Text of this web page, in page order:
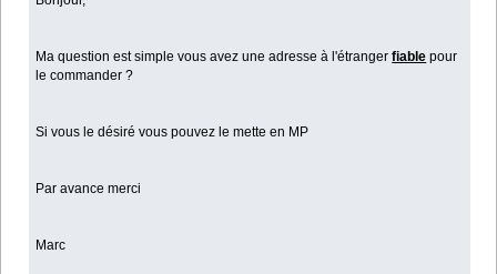
Ma question est simple vous avez une adresse à l'étrangerfiable pour
le commander ?
Si vous le désiré vous pouvez le mette en MP
Par avance merci
Marc